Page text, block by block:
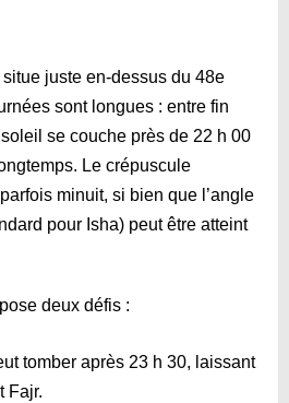
juste en-dessus du 48e
sont longues : entre fin
se couche près de 22 h 00
Le crépuscule
minuit, si bien que l’angle
pour Isha) peut être atteint
deux défis :
tomber après 23 h 30, laissant
Fajr.